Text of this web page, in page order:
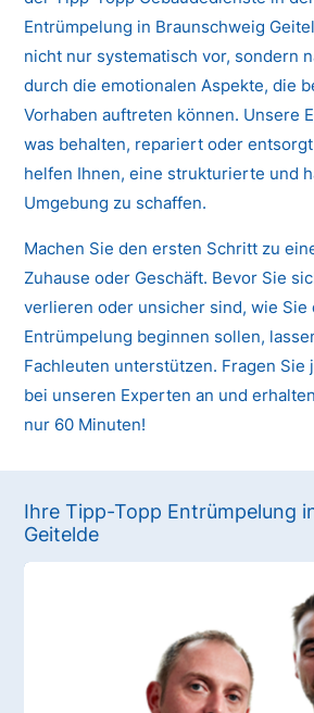
Entrümpelung in Braunschweig
nicht nur systematisch vor, sondern
durch die emotionalen Aspekte, die
Vorhaben auftreten können. Unsere
was behalten, repariert oder
helfen Ihnen, eine strukturierte und
Umgebung zu schaffen.
Machen Sie den ersten Schritt zu
Zuhause oder Geschäft. Bevor Sie
verlieren oder unsicher sind, wie Sie
Entrümpelung beginnen sollen,
Fachleuten unterstützen. Fragen
bei unseren Experten an und
nur 60 Minuten!
Ihre Tipp-Topp Entrümpelung
Geitelde